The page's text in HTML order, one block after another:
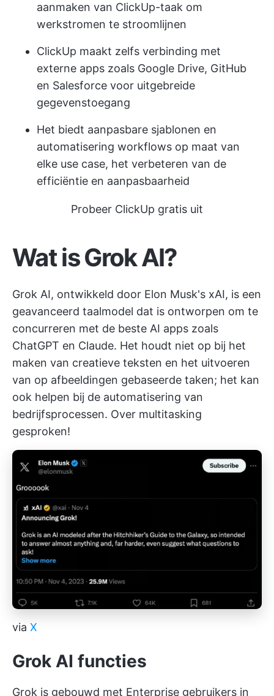
aanmaken van ClickUp-taak om
werkstromen te stroomlijnen
ClickUp maakt zelfs verbinding met
externe apps zoals Google Drive, GitHub
en Salesforce voor uitgebreide
gegevenstoegang
Het biedt aanpasbare sjablonen en
automatisering workflows op maat van
elke use case, het verbeteren van de
efficiëntie en aanpasbaarheid
Probeer ClickUp gratis uit
Wat is Grok AI?
Grok AI, ontwikkeld door Elon Musk's xAI, is een
geavanceerd taalmodel dat is ontworpen om te
concurreren met de beste AI apps zoals
ChatGPT en Claude. Het houdt niet op bij het
maken van creatieve teksten en het uitvoeren
van op afbeeldingen gebaseerde taken; het kan
ook helpen bij de automatisering van
bedrijfsprocessen. Over multitasking
gesproken!
via X
Grok AI functies
Grok is gebouwd met Enterprise gebruikers in